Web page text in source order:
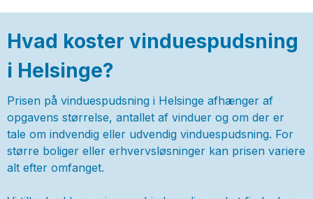
Hvad koster vinduespudsning
i Helsinge?
Prisen på vinduespudsning i Helsinge afhænger af
opgavens størrelse, antallet af vinduer og om der er
tale om indvendig eller udvendig vinduespudsning. For
større boliger eller erhvervsløsninger kan prisen variere
alt efter omfanget.